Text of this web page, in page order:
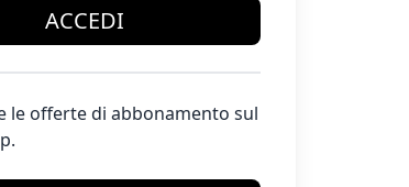
ACCEDI
le offerte di abbonamento sul